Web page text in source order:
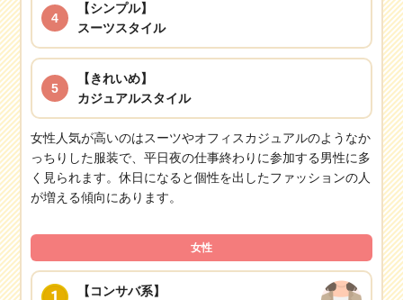
4
【シンプル】
スーツスタイル
5
【きれいめ】
カジュアルスタイル
女性人気が高いのはスーツやオフィスカジュアルのようなか
っちりした服装で、平日夜の仕事終わりに参加する男性に多
く見られます。休日になると個性を出したファッションの人
が増える傾向にあります。
女性
【コンサバ系】